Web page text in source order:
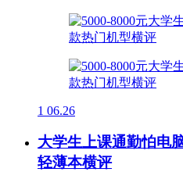
1 06.26
大学生上课通勤怕电
轻薄本横评